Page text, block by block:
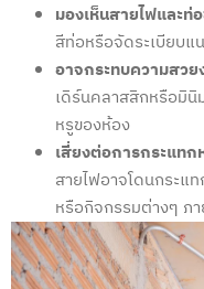
มองเห็นสายไฟและท่
สีท่อหรือจัดระเบียบแ
อาจกระทบความสว
เดิร์นคลาสสิกหรือมินิ
หรูของห้อง
เสี่ยงต่อการกระแท
สายไฟอาจโดนกระแ
หรือกิจกรรมต่างๆ ภา